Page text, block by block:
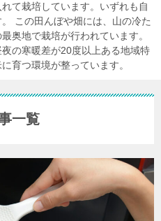
て栽培しています。いずれも自
この田んぼや畑には、山の冷た
奥地で栽培が行われています。
の寒暖差が20度以上ある地域特
育つ環境が整っています。
一覧